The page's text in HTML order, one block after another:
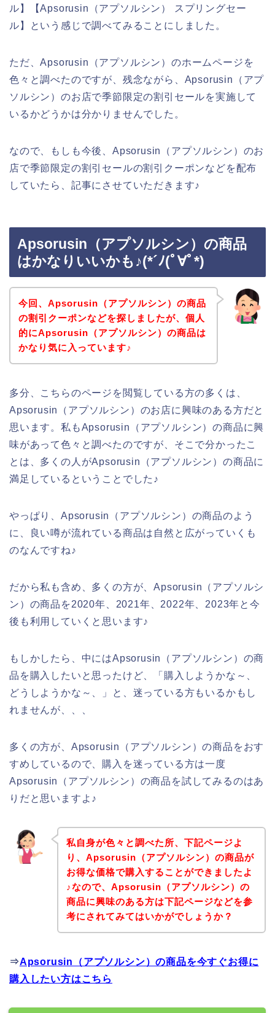
ル】【Apsorusin（アプソルシン） スプリングセー
ル】という感じで調べてみることにしました。
ただ、Apsorusin（アプソルシン）のホームページを
色々と調べたのですが、残念ながら、Apsorusin（アプ
ソルシン）のお店で季節限定の割引セールを実施して
いるかどうかは分かりませんでした。
なので、もしも今後、Apsorusin（アプソルシン）のお
店で季節限定の割引セールの割引クーポンなどを配布
していたら、記事にさせていただきます♪
Apsorusin（アプソルシン）の商品
はかなりいいかも♪(*´ﾉ(ﾟ∀ﾟ*)
今回、Apsorusin（アプソルシン）の商品
の割引クーポンなどを探しましたが、個人
的にApsorusin（アプソルシン）の商品は
かなり気に入っています♪
多分、こちらのページを閲覧している方の多くは、
Apsorusin（アプソルシン）のお店に興味のある方だと
思います。私もApsorusin（アプソルシン）の商品に興
味があって色々と調べたのですが、そこで分かったこ
とは、多くの人がApsorusin（アプソルシン）の商品に
満足しているということでした♪
やっぱり、Apsorusin（アプソルシン）の商品のよう
に、良い噂が流れている商品は自然と広がっていくも
のなんですね♪
だから私も含め、多くの方が、Apsorusin（アプソルシ
ン）の商品を2020年、2021年、2022年、2023年と今
後も利用していくと思います♪
もしかしたら、中にはApsorusin（アプソルシン）の商
品を購入したいと思ったけど、「購入しようかな～、
どうしようかな～、」と、迷っている方もいるかもし
れませんが、、、
多くの方が、Apsorusin（アプソルシン）の商品をおす
すめしているので、購入を迷っている方は一度
Apsorusin（アプソルシン）の商品を試してみるのはあ
りだと思いますよ♪
私自身が色々と調べた所、下記ページよ
り、Apsorusin（アプソルシン）の商品が
お得な価格で購入することができましたよ
♪なので、Apsorusin（アプソルシン）の
商品に興味のある方は下記ページなどを参
考にされてみてはいかがでしょうか？
⇒Apsorusin（アプソルシン）の商品を今すぐお得に
購入したい方はこちら